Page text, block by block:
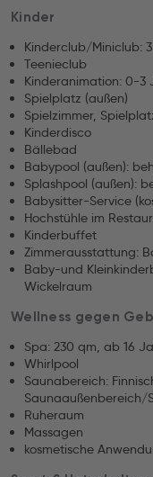
Kinder
Kinderclub/Miniclub:
Teenieclub
Kinderanimation: 0-3
Spielplatz (außen)
Spielzimmer,
Kinderdisco
Bällebad
Babypool (außen):
Splashpool (außen):
Babysitter-Service
Hochstühle im
Kinderbuffet
Zimmerausstattung:
Baby-und
Wickelraum
Wellness gegen
Spa: 230 qm, ab 16
Whirlpool
Saunabereich:
Ruheraum
Massagen
kosmetische